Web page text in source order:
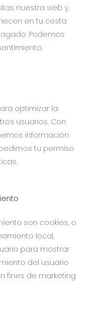
nuestra web y,
en tu cesta
Podemos
optimizar la
usuarios. Con
información
tu permiso
son cookies, o
local,
para mostrar
del usuario
fines de marketing